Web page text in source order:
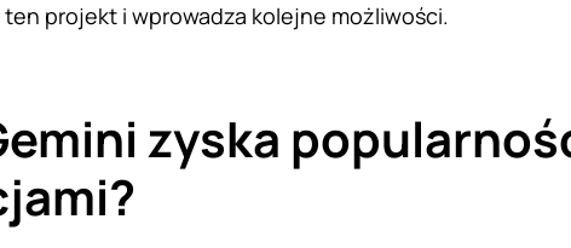
projekt i wprowadza kolejne możliwości.
zyska